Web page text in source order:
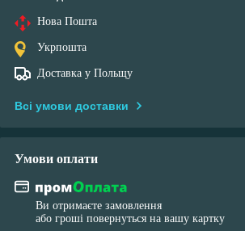
Нова Пошта
Укрпошта
Доставка у Польщу
Всі умови доставки
Умови оплати
Ви отримаєте замовлення
або гроші повернуться на вашу картку